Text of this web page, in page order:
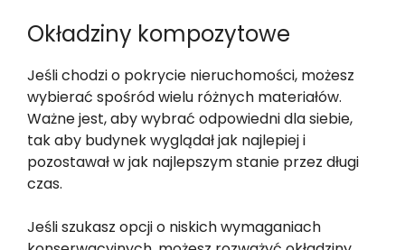
Okładziny kompozytowe
Jeśli chodzi o pokrycie nieruchomości, możesz
wybierać spośród wielu różnych materiałów.
Ważne jest, aby wybrać odpowiedni dla siebie,
tak aby budynek wyglądał jak najlepiej i
pozostawał w jak najlepszym stanie przez długi
czas.
Jeśli szukasz opcji o niskich wymaganiach